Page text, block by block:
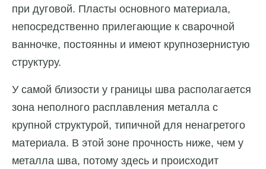
при дуговой. Пласты основного материала,
непосредственно прилегающие к сварочной
ванночке, постоянны и имеют крупнозернистую
структуру.
У самой близости у границы шва располагается
зона неполного расплавления металла с
крупной структурой, типичной для ненагретого
материала. В этой зоне прочность ниже, чем у
металла шва, потому здесь и происходит